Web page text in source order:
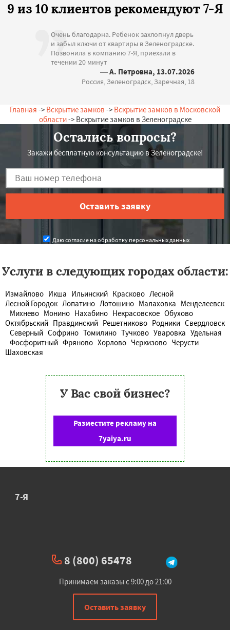
9 из 10 клиентов рекомендуют 7-Я
Очень благодарна. Ребенок захлопнул дверь
и забыл ключи от квартиры в Зеленоградске.
Позвонила в компанию 7-Я, приехали в
течении 20 минут
— А. Петровна, 13.07.2026
Россия, Зеленоградск, Заречная, 18
Главная -> Вскрытие замков -> Вскрытие замков в Московской
области-> Вскрытие замков в Зеленоградске
Остались вопросы?
Закажи бесплатную консультацию в Зеленоградске!
Даю согласие на обработку персональных данных
Услуги в следующих городах области:
Измайлово Икша Ильинский Красково Лесной
Лесной Городок Лопатино Лотошино Малаховка Менделеевск
Михнево Монино Нахабино Некрасовское Обухово
Октябрьский Правдинский Решетниково Родники Свердловск
Северный Софрино Томилино Тучково Уваровка Удельная
Фосфоритный Фряново Хорлово Черкизово Черусти
Шаховская
У Вас свой бизнес?
Разместите рекламу на
7yaiya.ru
7-Я
8 (800) 65478
Принимаем заказы с 9:00 до 21:00
Оставить заявку